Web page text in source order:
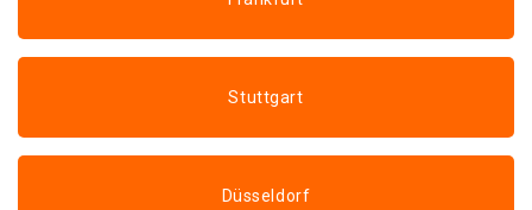
Stuttgart
Düsseldorf